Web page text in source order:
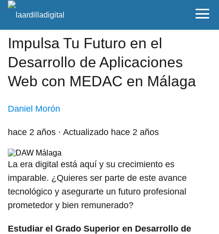
Impulsa Tu Futuro en el
Desarrollo de Aplicaciones
Web con MEDAC en Málaga
Daniel Morón
hace 2 años · Actualizado hace 2 años
La era digital está aquí y su crecimiento es
imparable. ¿Quieres ser parte de este avance
tecnológico y asegurarte un futuro profesional
prometedor y bien remunerado?
Estudiar el Grado Superior en Desarrollo de